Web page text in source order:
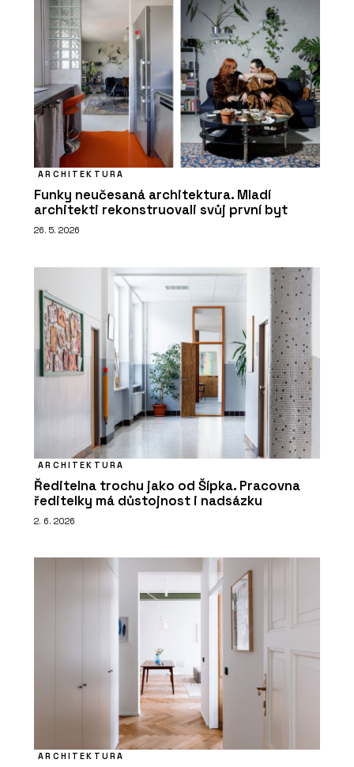
ARCHITEKTURA
Funky neučesaná architektura. Mladí
architekti rekonstruovali svůj první byt
26. 5. 2026
ARCHITEKTURA
Ředitelna trochu jako od Šípka. Pracovna
ředitelky má důstojnost i nadsázku
2. 6. 2026
ARCHITEKTURA